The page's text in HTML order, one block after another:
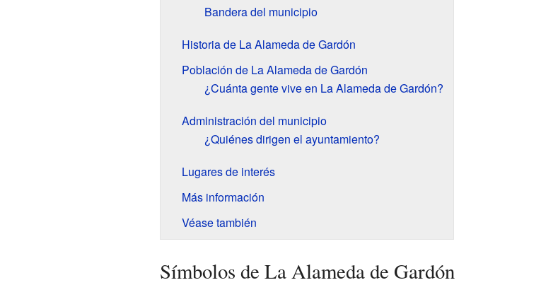
Bandera del municipio
Historia de La Alameda de Gardón
Población de La Alameda de Gardón
¿Cuánta gente vive en La Alameda de Gardón?
Administración del municipio
¿Quiénes dirigen el ayuntamiento?
Lugares de interés
Más información
Véase también
Símbolos de La Alameda de Gardón